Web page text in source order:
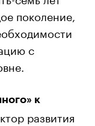
поколение,
с
к
развития